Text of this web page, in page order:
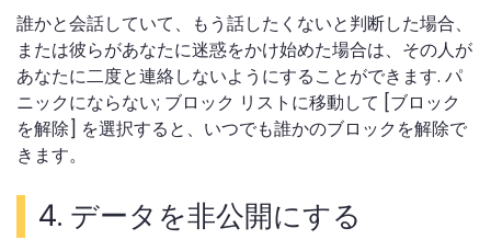
誰かと会話していて、もう話したくないと判断した場合、
または彼らがあなたに迷惑をかけ始めた場合は、その人が
あなたに二度と連絡しないようにすることができます. パ
ニックにならない; ブロック リストに移動して [ブロック
を解除] を選択すると、いつでも誰かのブロックを解除で
きます。
4. データを非公開にする